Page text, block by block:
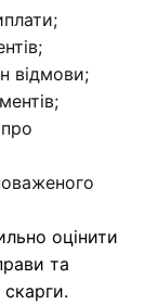
відмови;
оцінити
та
скарги.